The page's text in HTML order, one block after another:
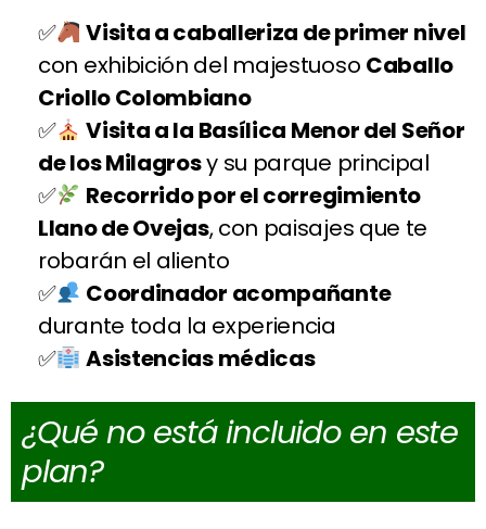
Visita a caballeriza de primer nivel
con exhibición del majestuoso Caballo
Criollo Colombiano
Visita a la Basílica Menor del Señor
de los Milagrosy su parque principal
Recorrido por el corregimiento
Llano de Ovejas, con paisajes que te
robarán el aliento
Coordinador acompañante
durante toda la experiencia
Asistencias médicas
¿Qué no está incluido en este
plan?